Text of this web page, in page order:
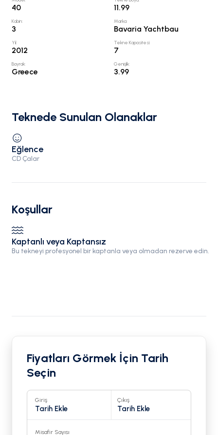
40 11.99
Kabin:
3
Marka:
Bavaria Yachtbau
Yıl:
2012
Tekne Kapasitesi:
7
Bayrak:
Greece
Genişlik:
3.99
Teknede Sunulan Olanaklar
Eğlence
CD Çalar
Koşullar
Kaptanlı veya Kaptansız
Bu tekneyi profesyonel bir kaptanla veya olmadan rezerve edin.
Fiyatları Görmek İçin Tarih
Seçin
Giriş
Tarih Ekle
Çıkış
Tarih Ekle
Misafir Sayısı